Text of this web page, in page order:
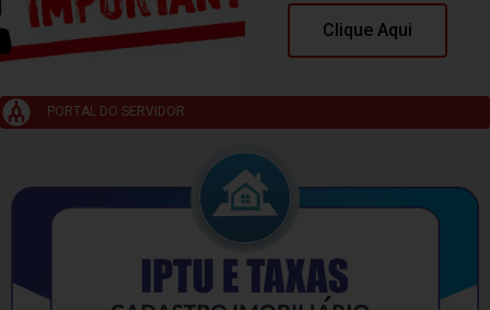
Clique Aqui
PORTAL DO SERVIDOR